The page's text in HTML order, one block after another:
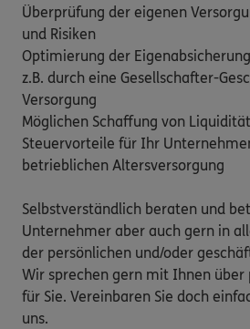
Überprüfung der eigenen
und Risiken
Optimierung der
z.B. durch eine Gesellschafter-
Versorgung
Möglichen Schaffung von
Steuervorteile für Ihr
betrieblichen Altersversorgung
Selbstverständlich beraten und
Unternehmer aber auch gern in
der persönlichen und/oder
Wir sprechen gern mit Ihnen über
für Sie. Vereinbaren Sie doch
uns.